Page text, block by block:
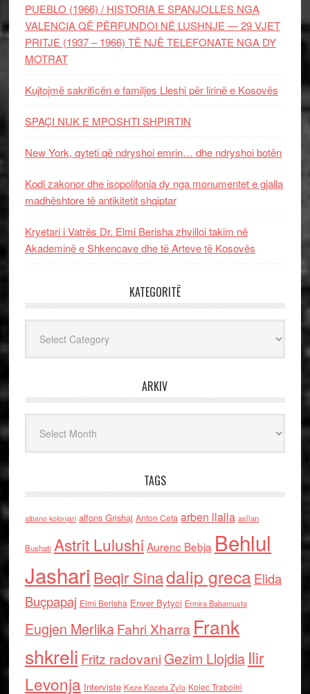
PUEBLO (1966) / HISTORIA E SPANJOLLES NGA
VALENCIA QË PËRFUNDOI NË LUSHNJE — 29 VJET
PRITJE (1937 – 1966) TË NJË TELEFONATE NGA DY
MOTRAT
Kujtojmë sakrificën e familjes Lleshi për lirinë e Kosovës
SPAÇI NUK E MPOSHTI SHPIRTIN
New York, qyteti që ndryshoi emrin… dhe ndryshoi botën
Kodi zakonor dhe isopolifonia dy nga monumentet e gjalla
madhështore të antikitetit shqiptar
Kryetari i Vatrës Dr. Elmi Berisha zhvilloi takim në
Akademinë e Shkencave dhe të Arteve të Kosovës
KATEGORITË
ARKIV
TAGS
albano kolonjari alfons Grishaj Anton Cefa arben llalla asllan
Bushati Astrit Lulushi Aurenc Bebja Behlul
Jashari Beqir Sinadalip grecaElida
Buçpapaj Elmi Berisha Enver Bytyci Ermira Babamusta
Eugjen MerlikaFahri Xharra Frank
shkreli Fritz radovaniGezim Llojdia Ilir
Levonja Interviste Keze Kozeta Zylo Kolec Traboini